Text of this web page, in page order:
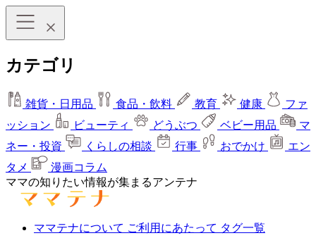
カテゴリ
雑貨・日用品 食品・飲料 教育 健康
ファ
ッション
ビューティ どうぶつ ベビー用品
マ
ネー・投資
くらしの相談 行事 おでかけ
エン
タメ
漫画コラム
ママの知りたい情報が集まるアンテナ
ママテナについて ご利用にあたって タグ一覧